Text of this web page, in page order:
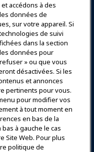
maintenant
Contact
accédons à des
données de
sur votre appareil. Si
de suivi
dans la section
données pour
» ou que vous
désactivées. Si les
et annonces
pertinents pour vous.
pour modifier vos
à tout moment en
en bas de la
à gauche le cas
Site Web. Pour plus
politique de